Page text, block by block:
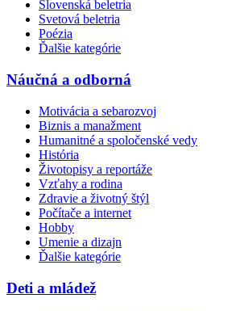
Slovenská beletria
Svetová beletria
Poézia
Ďalšie kategórie
Náučná a odborná
Motivácia a sebarozvoj
Biznis a manažment
Humanitné a spoločenské vedy
História
Životopisy a reportáže
Vzťahy a rodina
Zdravie a životný štýl
Počítače a internet
Hobby
Umenie a dizajn
Ďalšie kategórie
Deti a mládež